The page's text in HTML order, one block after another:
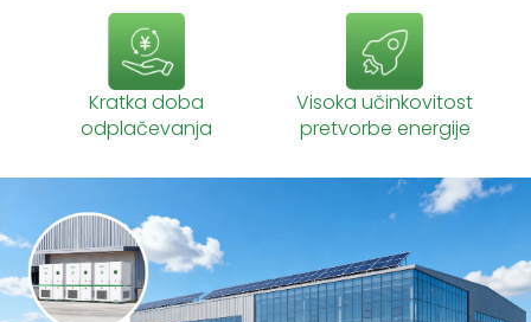
Kratka doba
odplačevanja
Visoka učinkovitost
pretvorbe energije